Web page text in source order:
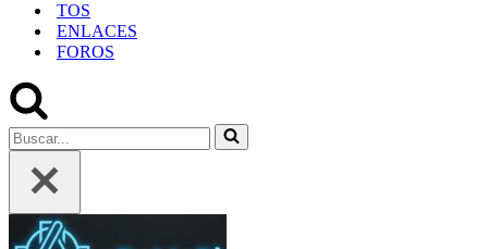
TOS
ENLACES
FOROS
Buscar...